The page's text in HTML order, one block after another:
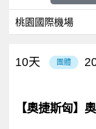
桃園國際機場
團體
10天
【奧捷斯匈】